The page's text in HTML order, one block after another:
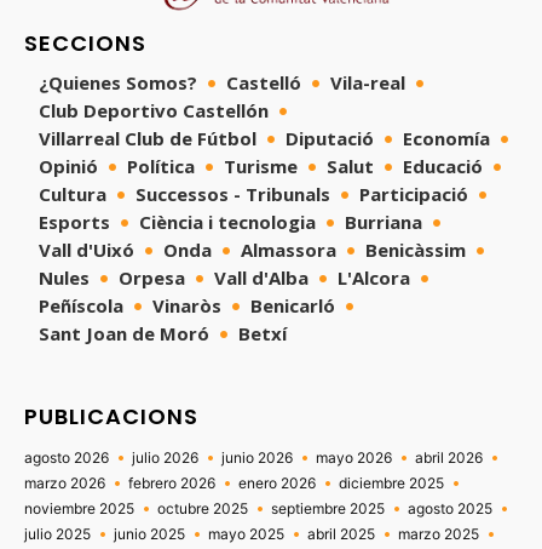
SECCIONS
¿Quienes Somos? Castelló
Vila-real
Club Deportivo Castellón
Villarreal Club de Fútbol
Diputació
Economía
Opinió
Política Turisme Salut
Educació
Cultura
Successos - Tribunals
Participació
Esports
Ciència i tecnologia
Burriana
Vall d'Uixó
Onda Almassora
Benicàssim
Nules
Orpesa Vall d'Alba
L'Alcora
Peñíscola
Vinaròs
Benicarló
Sant Joan de Moró
Betxí
PUBLICACIONS
agosto 2026 julio 2026 junio 2026 mayo 2026
abril 2026
marzo 2026
febrero 2026 enero 2026
diciembre 2025
noviembre 2025
octubre 2025 septiembre 2025
agosto 2025
julio 2025
junio 2025 mayo 2025 abril 2025
marzo 2025